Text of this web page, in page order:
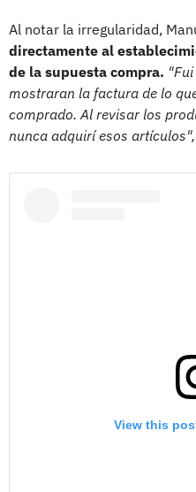
Al notar la irregularidad,
directamente al
de la supuesta compra.
mostraran la factura de lo
comprado. Al revisar los
nunca adquirí esos artículos",
View this